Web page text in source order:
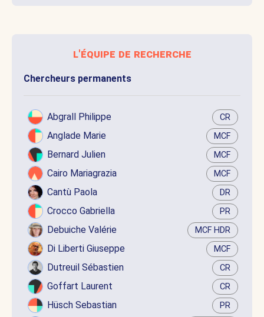
l'équipe de recherche
Chercheurs permanents
Abgrall Philippe CR
Anglade Marie MCF
Bernard Julien MCF
Cairo Mariagrazia MCF
Cantù Paola DR
Crocco Gabriella PR
Debuiche Valérie MCF HDR
Di Liberti Giuseppe MCF
Dutreuil Sébastien CR
Goffart Laurent CR
Hüsch Sebastian PR